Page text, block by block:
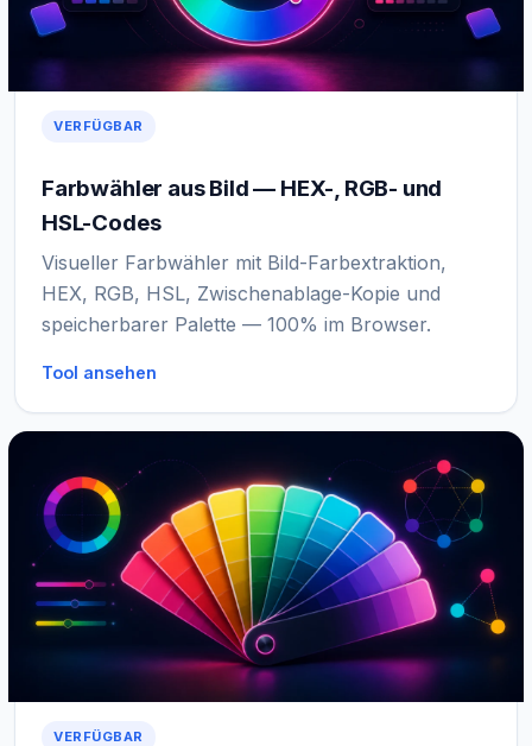
VERFÜGBAR
Farbwähler aus Bild — HEX-, RGB- und
HSL-Codes
Visueller Farbwähler mit Bild-Farbextraktion,
HEX, RGB, HSL, Zwischenablage-Kopie und
speicherbarer Palette — 100% im Browser.
Tool ansehen
VERFÜGBAR